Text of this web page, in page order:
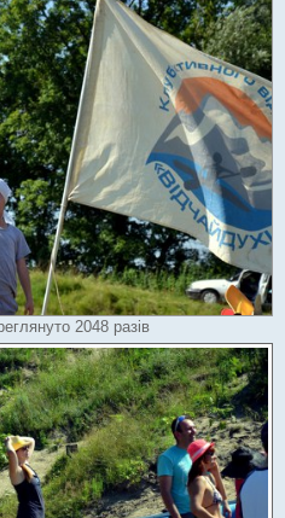
2048 разів